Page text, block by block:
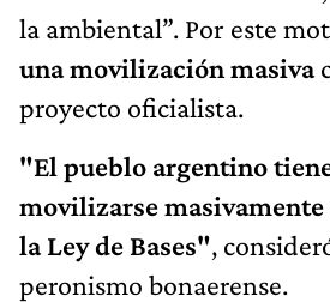
la ambiental”. Por este
una movilización masiva
proyecto oficialista.
"El pueblo argentino
movilizarse masivamente
la Ley de Bases",
peronismo bonaerense.